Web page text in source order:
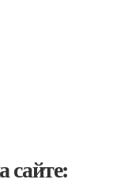
сайте: